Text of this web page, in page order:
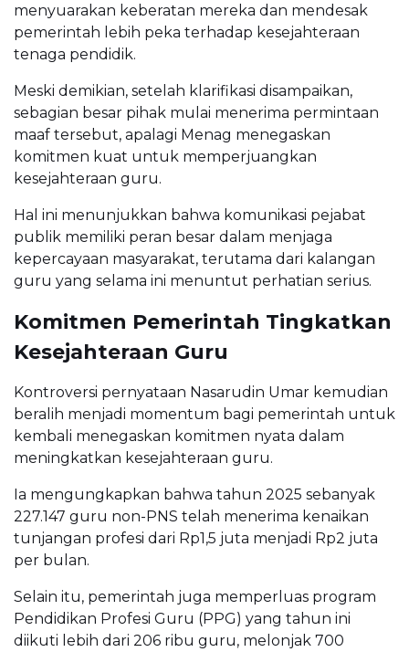
menyuarakan keberatan mereka dan mendesak
pemerintah lebih peka terhadap kesejahteraan
tenaga pendidik.
Meski demikian, setelah klarifikasi disampaikan,
sebagian besar pihak mulai menerima permintaan
maaf tersebut, apalagi Menag menegaskan
komitmen kuat untuk memperjuangkan
kesejahteraan guru.
Hal ini menunjukkan bahwa komunikasi pejabat
publik memiliki peran besar dalam menjaga
kepercayaan masyarakat, terutama dari kalangan
guru yang selama ini menuntut perhatian serius.
Komitmen Pemerintah Tingkatkan
Kesejahteraan Guru
Kontroversi pernyataan Nasarudin Umar kemudian
beralih menjadi momentum bagi pemerintah untuk
kembali menegaskan komitmen nyata dalam
meningkatkan kesejahteraan guru.
Ia mengungkapkan bahwa tahun 2025 sebanyak
227.147 guru non-PNS telah menerima kenaikan
tunjangan profesi dari Rp1,5 juta menjadi Rp2 juta
per bulan.
Selain itu, pemerintah juga memperluas program
Pendidikan Profesi Guru (PPG) yang tahun ini
diikuti lebih dari 206 ribu guru, melonjak 700